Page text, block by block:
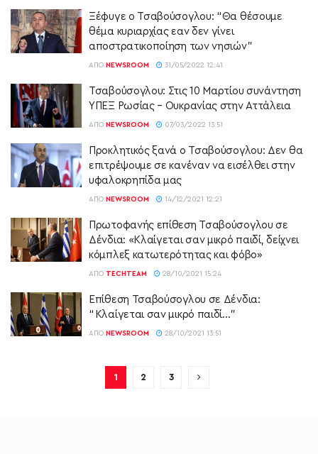
Ξέφυγε ο Τσαβούσογλου: “Θα θέσουμε
θέμα κυριαρχίας εαν δεν γίνει
αποστρατικοποίηση των νησιών”
ΑΠΌ NEWSROOM 31/05/2022 12:41
Τσαβούσογλου: Στις 10 Μαρτίου συνάντηση
ΥΠΕΞ Ρωσίας – Ουκρανίας στην Αττάλεια
ΑΠΌ NEWSROOM 07/03/2022 13:51
Προκλητικός ξανά ο Τσαβούσογλου: Δεν θα
επιτρέψουμε σε κανέναν να εισέλθει στην
υφαλοκρηπίδα μας
ΑΠΌ NEWSROOM 14/12/2021 12:21
Πρωτοφανής επίθεση Τσαβούσογλου σε
Δένδια: «Κλαίγεται σαν μικρό παιδί, δείχνει
κόμπλεξ κατωτερότητας και φόβο»
ΑΠΌ TECHTEAM 28/10/2021 15:24
Επίθεση Τσαβούσογλου σε Δένδια:
“Κλαίγεται σαν μικρό παιδί…”
ΑΠΌ NEWSROOM 28/10/2021 13:51
1 2 3